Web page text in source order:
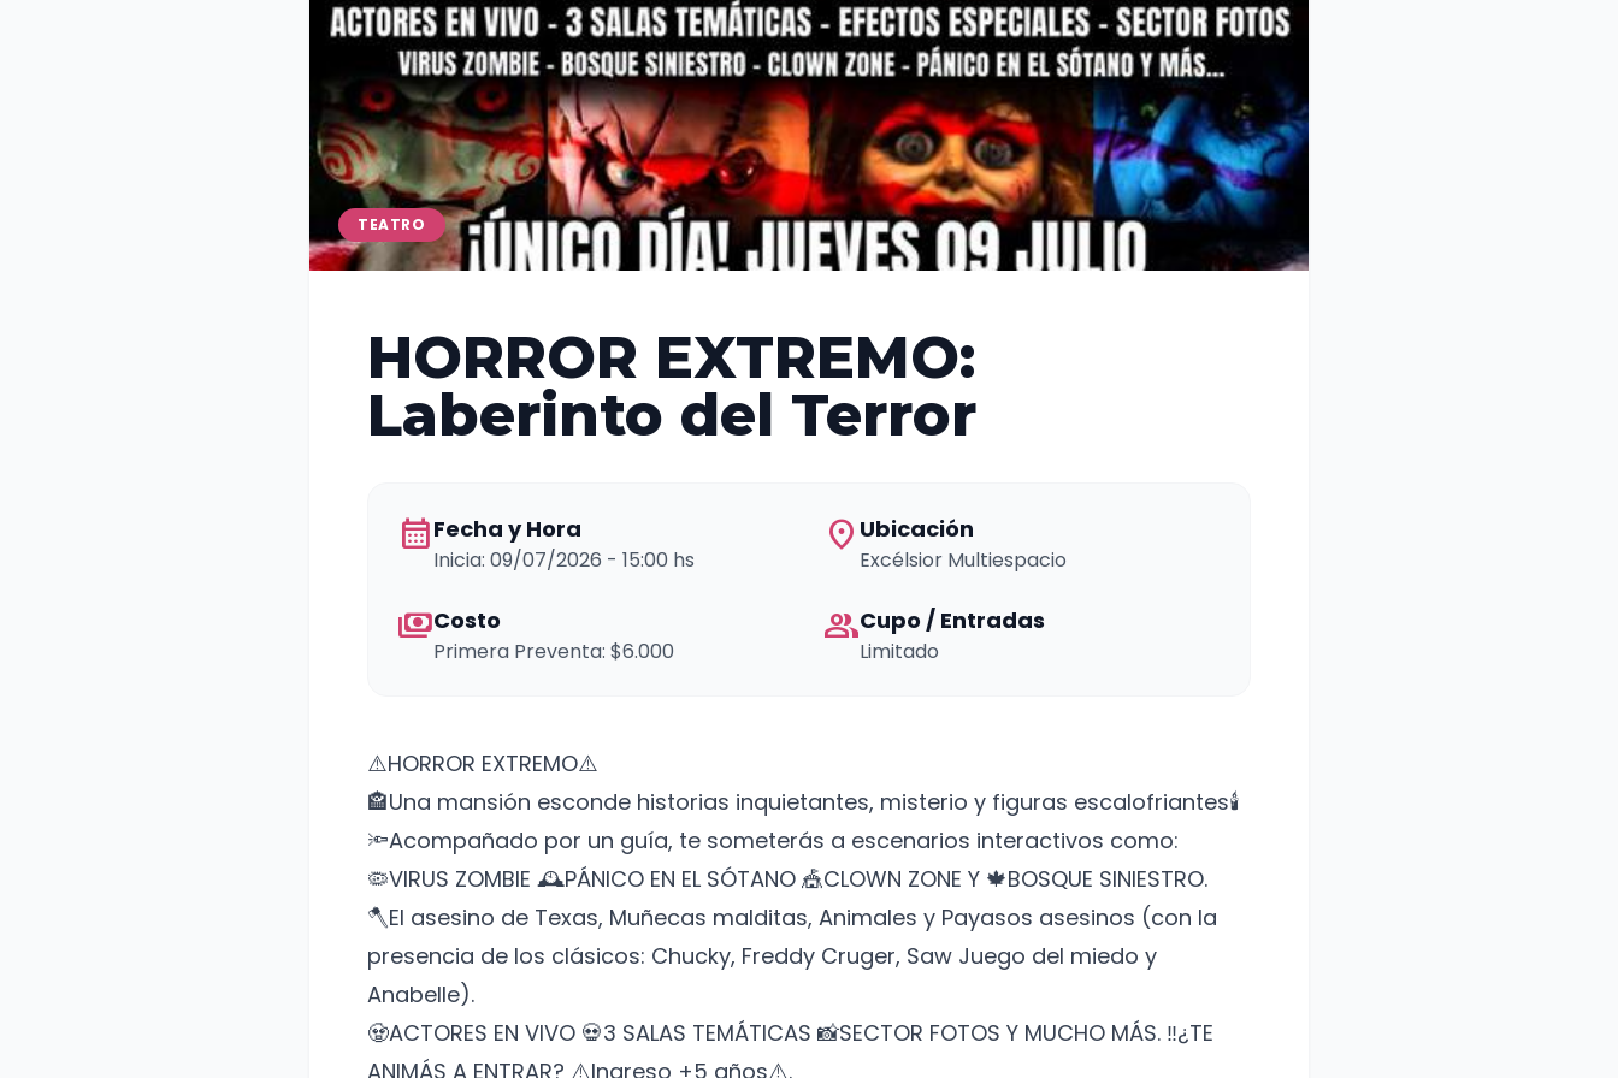
TEATRO
HORROR EXTREMO:
Laberinto del Terror
calendar_monthFecha y Hora
Inicia: 09/07/2026 - 15:00 hs
location_on Ubicación
Excélsior Multiespacio
paymentsCosto
Primera Preventa: $6.000
groupCupo / Entradas
Limitado
⚠️HORROR EXTREMO⚠️
🏤Una mansión esconde historias inquietantes, misterio y figuras escalofriantes🕯️
🔦Acompañado por un guía, te someterás a escenarios interactivos como:
🦠VIRUS ZOMBIE 🕰️PÁNICO EN EL SÓTANO 🎪CLOWN ZONE Y 🍁BOSQUE SINIESTRO.
🪓El asesino de Texas, Muñecas malditas, Animales y Payasos asesinos (con la
presencia de los clásicos: Chucky, Freddy Cruger, Saw Juego del miedo y
Anabelle).
🧟ACTORES EN VIVO 💀3 SALAS TEMÁTICAS 📸SECTOR FOTOS Y MUCHO MÁS. ‼️¿TE
ANIMÁS A ENTRAR? ⚠️Ingreso +5 años⚠️.